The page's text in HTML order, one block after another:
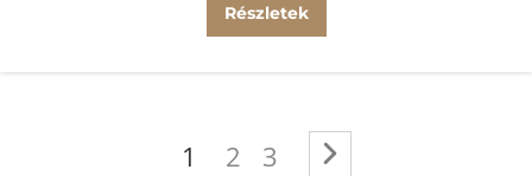
Részletek
You're currently reading
1 Oldal
2 Oldal
3